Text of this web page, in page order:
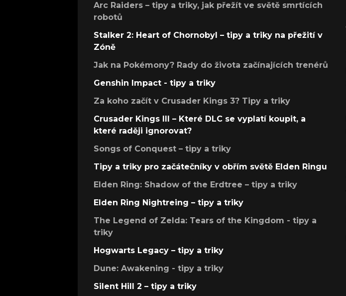
Arc Raiders – tipy a triky, jak přežít ve světě smrtících
robotů
Stalker 2: Heart of Chornobyl – tipy a triky na přežití v
Zóně
Jak na Pokémony? Rady do života začínajících trenérů
Genshin Impact - tipy a triky
Za koho začít v Crusader Kings 3? Tipy a triky
Crusader Kings III – Které DLC se vyplatí koupit, a
které raději ignorovat?
Songs of Conquest – tipy a triky
Tipy a triky pro začátečníky v obřím světě Elden Ringu
Elden Ring: Shadow of the Erdtree – tipy a triky
Elden Ring Nightreing – tipy a triky
The Legend of Zelda: Tears of the Kingdom - tipy a
triky
Hogwarts Legacy – tipy a triky
Dune: Awakening - tipy a triky
Silent Hill 2 – tipy a triky